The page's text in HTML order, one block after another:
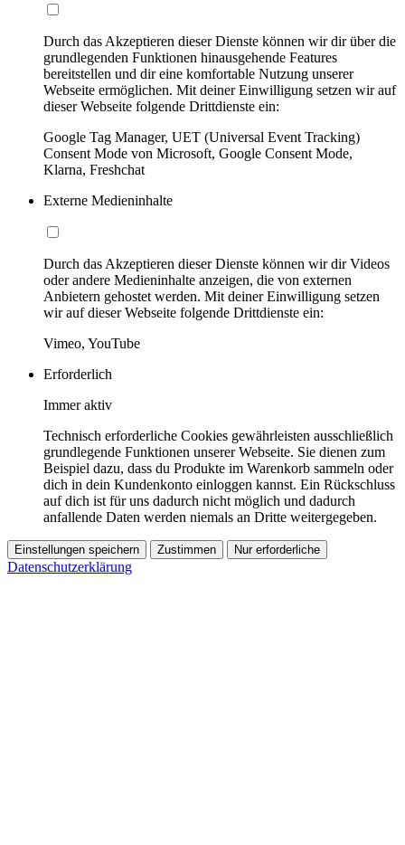
Durch das Akzeptieren dieser Dienste können wir dir über die
grundlegenden Funktionen hinausgehende Features
bereitstellen und dir eine komfortable Nutzung unserer
Webseite ermöglichen. Mit deiner Einwilligung setzen wir auf
dieser Webseite folgende Drittdienste ein:
Google Tag Manager, UET (Universal Event Tracking)
Consent Mode von Microsoft, Google Consent Mode,
Klarna, Freshchat
Externe Medieninhalte
Durch das Akzeptieren dieser Dienste können wir dir Videos
oder andere Medieninhalte anzeigen, die von externen
Anbietern gehostet werden. Mit deiner Einwilligung setzen
wir auf dieser Webseite folgende Drittdienste ein:
Vimeo, YouTube
Erforderlich
Immer aktiv
Technisch erforderliche Cookies gewährleisten ausschließlich
grundlegende Funktionen unserer Webseite. Sie dienen zum
Beispiel dazu, dass du Produkte im Warenkorb sammeln oder
dich in dein Kundenkonto einloggen kannst. Ein Rückschluss
auf dich ist für uns dadurch nicht möglich und dadurch
anfallende Daten werden niemals an Dritte weitergegeben.
Einstellungen speichern Zustimmen Nur erforderliche
Datenschutzerklärung